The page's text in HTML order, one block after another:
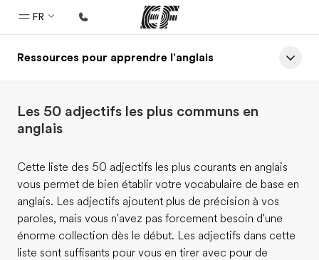
FR
Accueil
Programmes
Bureaux
Trouver un bureau
A propos de nous
Qui sommes-nous ?
Ressources pour apprendre l'anglais
Les 50 adjectifs les plus communs en
anglais
Cette liste des 50 adjectifs les plus courants en anglais
vous permet de bien établir votre vocabulaire de base en
anglais. Les adjectifs ajoutent plus de précision à vos
paroles, mais vous n'avez pas forcement besoin d'une
énorme collection dès le début. Les adjectifs dans cette
liste sont suffisants pour vous en tirer avec pour de